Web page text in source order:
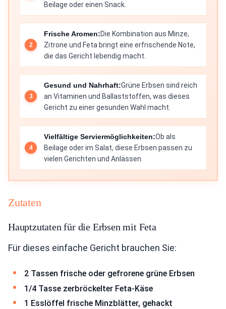
Beilage oder einen Snack.
Frische Aromen:Die Kombination aus Minze,
Zitrone und Feta bringt eine erfrischende Note,
die das Gericht lebendig macht.
Gesund und Nahrhaft:Grüne Erbsen sind reich
an Vitaminen und Ballaststoffen, was dieses
Gericht zu einer gesunden Wahl macht.
Vielfältige Serviermöglichkeiten:Ob als
Beilage oder im Salat, diese Erbsen passen zu
vielen Gerichten und Anlässen.
Zutaten
Hauptzutaten für die Erbsen mit Feta
Für dieses einfache Gericht brauchen Sie:
2 Tassen frische oder gefrorene grüne Erbsen
1/4 Tasse zerbröckelter Feta-Käse
1 Esslöffel frische Minzblätter, gehackt